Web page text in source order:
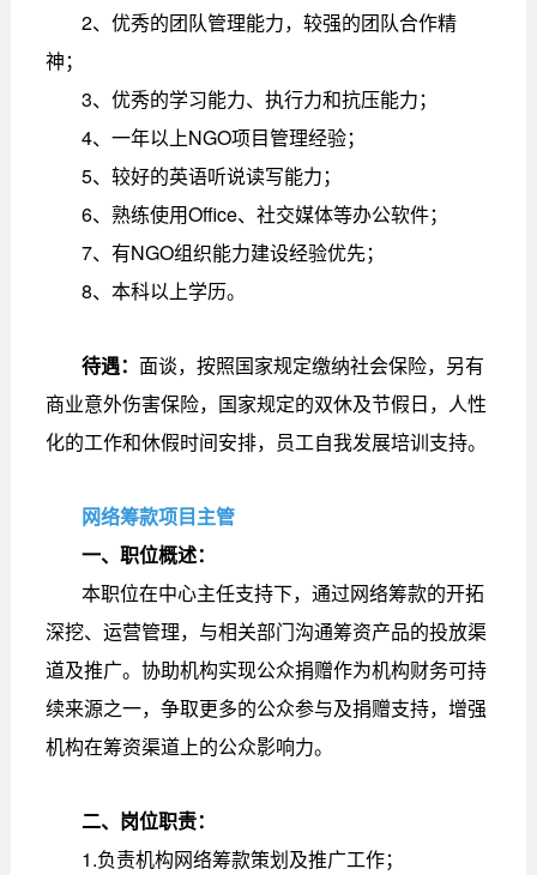
2、优秀的团队管理能力，较强的团队合作精
神；
3、优秀的学习能力、执行力和抗压能力；
4、一年以上NGO项目管理经验；
5、较好的英语听说读写能力；
6、熟练使用Office、社交媒体等办公软件；
7、有NGO组织能力建设经验优先；
8、本科以上学历。
待遇： 面谈，按照国家规定缴纳社会保险，另有
商业意外伤害保险，国家规定的双休及节假日，人性
化的工作和休假时间安排，员工自我发展培训支持。
网络筹款项目主管
一、职位概述：
本职位在中心主任支持下，通过网络筹款的开拓
深挖、运营管理，与相关部门沟通筹资产品的投放渠
道及推广。协助机构实现公众捐赠作为机构财务可持
续来源之一，争取更多的公众参与及捐赠支持，增强
机构在筹资渠道上的公众影响力。
二、岗位职责：
1.负责机构网络筹款策划及推广工作；